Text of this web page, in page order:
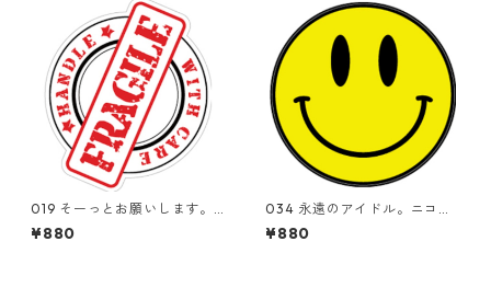
019 そーっとお願いします。F
RAGILE "California Market
Center" アメリカンステッカ
¥880
034 永遠のアイドル。ニコち
ゃん。"California Market Ce
nter" アメリカンステッカ
¥880